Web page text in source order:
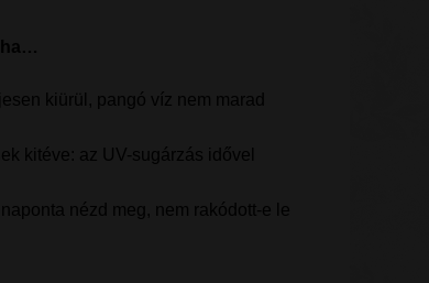
ha…
kiürül, pangó víz nem marad
kitéve: az UV-sugárzás idővel
nézd meg, nem rakódott-e le